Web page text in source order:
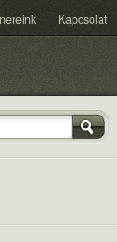
Kapcsolat